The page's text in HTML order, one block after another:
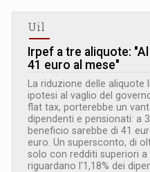
Uil
Irpef a tre aliquote:
41 euro al mese"
La riduzione delle
ipotesi al vaglio del
flat tax, porterebbe un
dipendenti e pensionati: a
beneficio sarebbe di 41
euro. Un supersconto, di
solo con redditi superiori a
riguardano l'1,18% dei